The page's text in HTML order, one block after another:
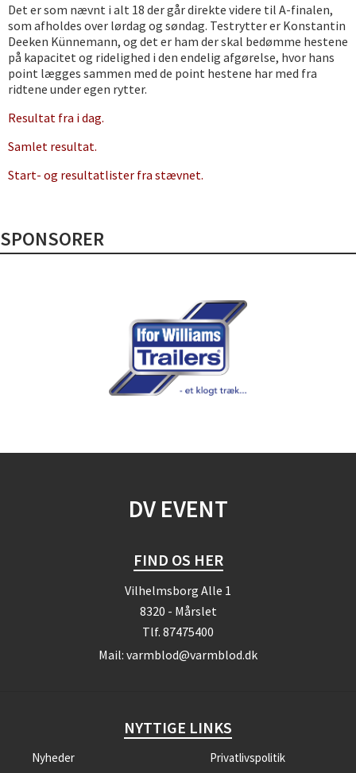
Det er som nævnt i alt 18 der går direkte videre til A-finalen,
som afholdes over lørdag og søndag. Testrytter er Konstantin
Deeken Künnemann, og det er ham der skal bedømme hestene
på kapacitet og ridelighed i den endelig afgørelse, hvor hans
point lægges sammen med de point hestene har med fra
ridtene under egen rytter.
Resultat fra i dag.
Samlet resultat.
Start- og resultatlister fra stævnet.
SPONSORER
DV EVENT
FIND OS HER
Vilhelmsborg Alle 1
8320 - Mårslet
Tlf. 87475400
Mail: varmblod@varmblod.dk
NYTTIGE LINKS
Nyheder Privatlivspolitik